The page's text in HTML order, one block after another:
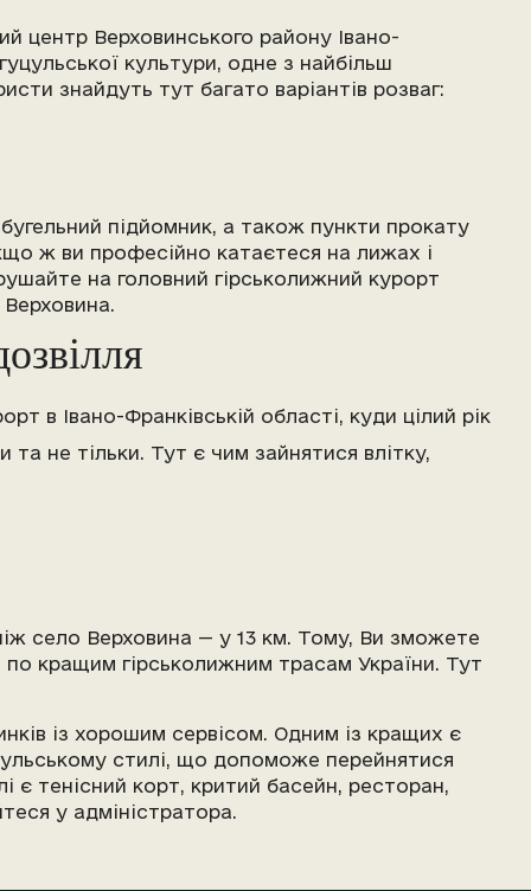
центр Верховинського району Івано-
культури, одне з найбільш
знайдуть тут багато варіантів розваг:
підйомник, а також пункти прокату
ж ви професійно катаєтеся на лижах і
на головний гірськолижний курорт
в Івано-Франківській області, куди цілий рік
не тільки. Тут є чим зайнятися влітку,
село Верховина — у 13 км. Тому, Ви зможете
кращим гірськолижним трасам України. Тут
із хорошим сервісом. Одним із кращих є
стилі, що допоможе перейнятися
є тенісний корт, критий басейн, ресторан,
у адміністратора.